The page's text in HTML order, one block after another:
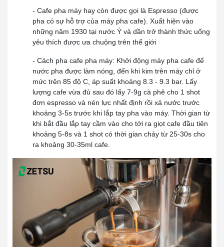
- Cafe pha máy hay còn được gọi là Espresso (được
pha có sự hỗ trợ của máy pha cafe). Xuất hiện vào
những năm 1930 tại nước Ý và dần trở thành thức uống
yêu thích được ưa chuộng trên thế giới
- Cách pha cafe pha máy: Khởi động máy pha cafe để
nước pha được làm nóng, đến khi kim trên máy chỉ ở
mức trên 85 độ C, áp suất khoảng 8.3 - 9.3 bar. Lấy
lượng cafe vừa đủ sau đó lấy 7-9g cà phê cho 1 shot
đơn espresso và nén lực nhất định rồi xả nước trước
khoảng 3-5s trước khi lắp tay pha vào máy. Thời gian từ
khi bắt đầu lắp tay cầm vào cho tới ra giọt cafe đầu tiên
khoảng 5-8s và 1 shot có thời gian chảy từ 25-30s cho
ra khoảng 30-35ml cafe.